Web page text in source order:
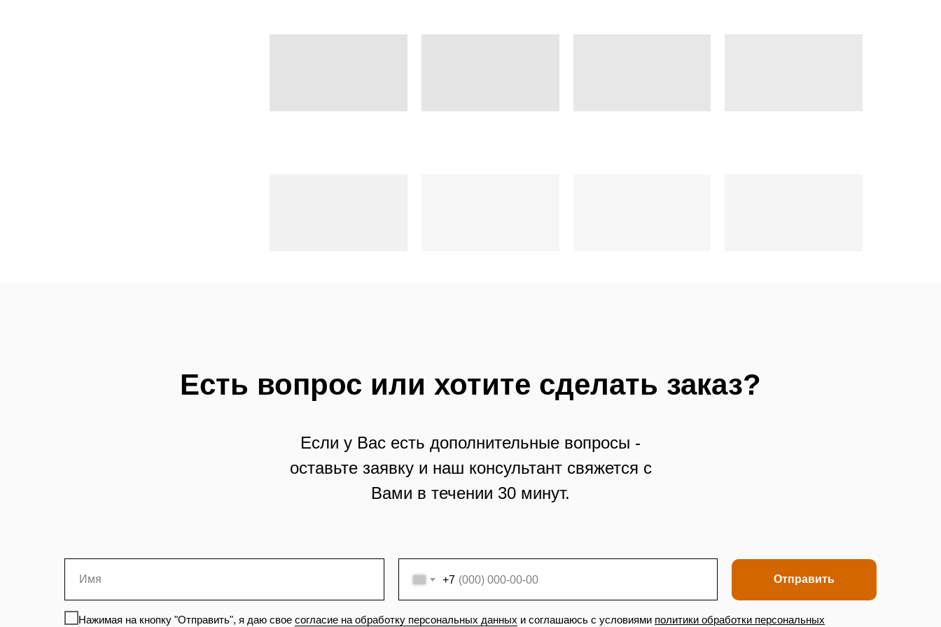
Есть вопрос или хотите сделать заказ?
Если у Вас есть дополнительные вопросы -
оставьте заявку и наш консультант свяжется с
Вами в течении 30 минут.
+7
Нажимая на кнопку "Отправить", я даю свое согласие на обработку персональных данных и соглашаюсь с условиями политики обработки персональных
Отправить